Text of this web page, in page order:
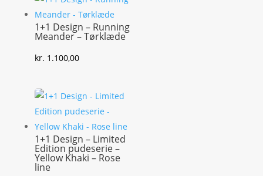
1+1 Design – Running
Meander – Tørklæde
kr. 1.100,00
1+1 Design – Limited
Edition pudeserie –
Yellow Khaki – Rose
line